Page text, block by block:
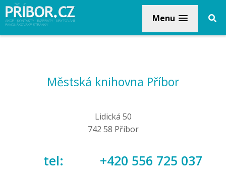
Menu
Městská knihovna Příbor
Lidická 50
742 58 Příbor
tel: +420 556 725 037